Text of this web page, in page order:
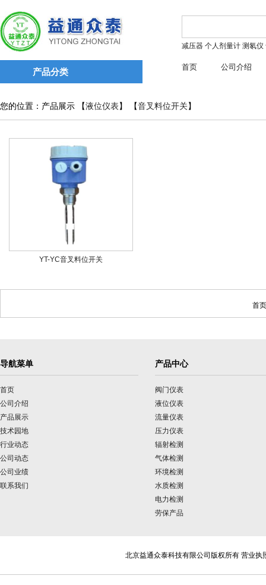
产品分类
减压器 个人剂量计 测氡仪
首页 公司介绍
您的位置：产品展示 【液位仪表 】 【音叉料位开关】
YT-YC音叉料位开关
首
导航菜单
首页
公司介绍
产品展示
技术园地
行业动态
公司动态
公司业绩
联系我们
产品中心
阀门仪表
液位仪表
流量仪表
压力仪表
辐射检测
气体检测
环境检测
水质检测
电力检测
劳保产品
北京益通众泰科技有限公司版权所有 营业执